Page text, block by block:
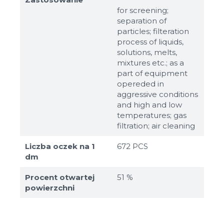
for screening;
separation of
particles; filteration
process of liquids,
solutions, melts,
mixtures etc.; as a
part of equipment
opereded in
aggressive conditions
and high and low
temperatures; gas
filtration; air cleaning
Liczba oczek na 1
dm
672 PCS
Procent otwartej
powierzchni
51 %